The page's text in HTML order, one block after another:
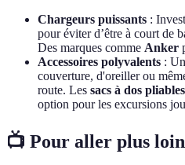
Chargeurs puissants :
pour éviter d’être à court de
Des marques comme Anker
Accessoires polyvalents :
couverture, d'oreiller ou
route. Les sacs à dos pliables
option pour les excursions
📺 Pour aller plus